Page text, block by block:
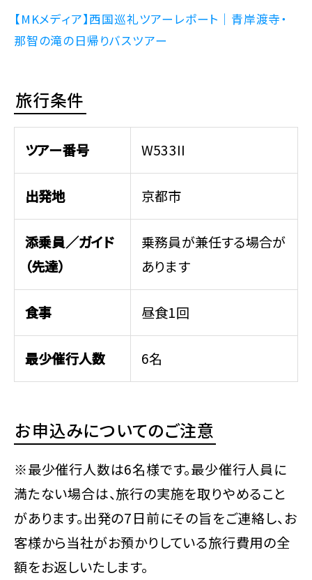
【MKメディア】西国巡礼ツアーレポート｜青岸渡寺・
那智の滝の日帰りバスツアー
旅行条件
ツアー番号 W533II
出発地 京都市
添乗員／ガイド
（先達）
乗務員が兼任する場合が
あります
食事 昼食1回
最少催行人数 6名
お申込みについてのご注意
※最少催行人数は6名様です。最少催行人員に
満たない場合は、旅行の実施を取りやめること
があります。出発の7日前にその旨をご連絡し、お
客様から当社がお預かりしている旅行費用の全
額をお返しいたします。